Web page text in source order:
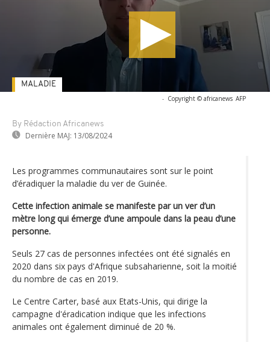
- Copyright © africanews AFP
By Rédaction Africanews
Dernière MAJ: 13/08/2024
MALADIE
Les programmes communautaires sont sur le point
d’éradiquer la maladie du ver de Guinée.
Cette infection animale se manifeste par un ver d’un
mètre long qui émerge d’une ampoule dans la peau d’une
personne.
Seuls 27 cas de personnes infectées ont été signalés en
2020 dans six pays d'Afrique subsaharienne, soit la moitié
du nombre de cas en 2019.
Le Centre Carter, basé aux Etats-Unis, qui dirige la
campagne d'éradication indique que les infections
animales ont également diminué de 20 %.